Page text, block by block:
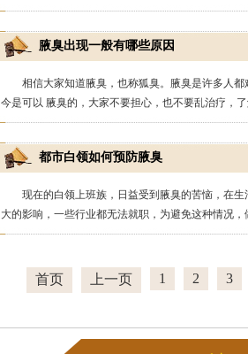
腋臭出现一般有哪些原因
相信大家知道腋臭，也称狐臭。腋臭是许多人
今是可以 腋臭的，大家不要担心，也不要乱治疗，
都市白领如何预防腋臭
现在的白领上班族，日益受到腋臭的苦恼，在
大的影响，一些行业都无法就职，为避免这种情况，
首页 上一页 1 2 3